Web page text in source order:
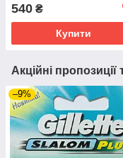
540 ₴
Купити
Акційні
–9%